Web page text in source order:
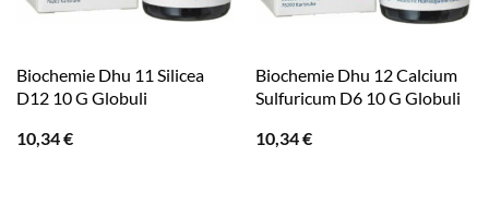
Biochemie Dhu 11 Silicea
D12 10 G Globuli
10,34€
Biochemie Dhu 12 Calcium
Sulfuricum D6 10 G Globuli
10,34€